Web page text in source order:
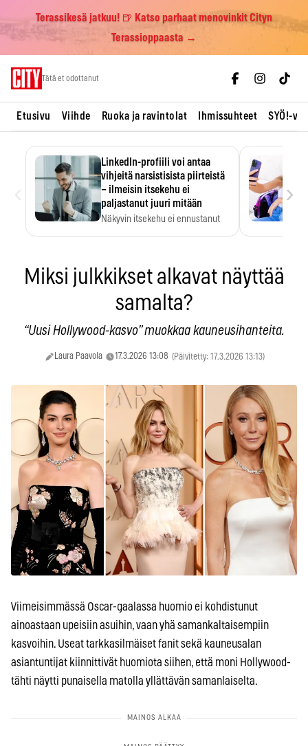
Terassikesä jatkuu! 🍺 Katso parhaat menovinkit Cityn
Terassioppaasta →
Tätä et odottanut
Etusivu Viihde Ruoka ja ravintolat Ihmissuhteet SYÖ!-
LinkedIn-profiili voi antaa
vihjeitä narsistisista piirteistä
– ilmeisin itsekehu ei
paljastanut juuri mitään
Näkyvin itsekehu ei ennustanut
›
Miksi julkkikset alkavat näyttää
samalta?
“Uusi Hollywood-kasvo” muokkaa kauneusihanteita.
Laura Paavola 17.3.2026 13:08 (Päivitetty: 17.3.2026 13:13)
Viimeisimmässä Oscar-gaalassa huomio ei kohdistunut
ainoastaan upeisiin asuihin, vaan yhä samankaltaisempiin
kasvoihin. Useat tarkkasilmäiset fanit sekä kauneusalan
asiantuntijat kiinnittivät huomiota siihen, että moni Hollywood-
tähti näytti punaisella matolla yllättävän samanlaiselta.